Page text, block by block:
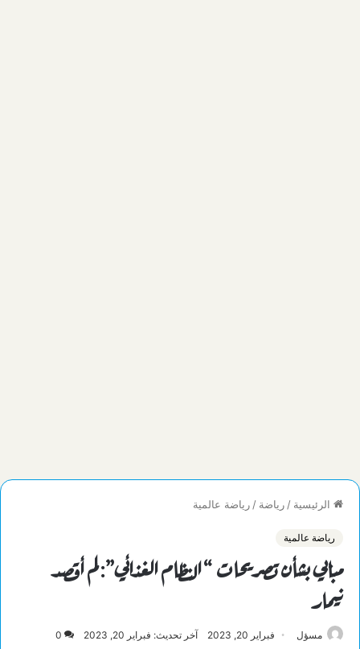
الرئيسية / رياضة / رياضة عالمية
رياضة عالمية
مبابي بشأن تصريحات “النظام الغذائي”: لم أقصد
نيمار
مسؤل فبراير 20, 2023 آخر تحديث: فبراير 20, 2023 0